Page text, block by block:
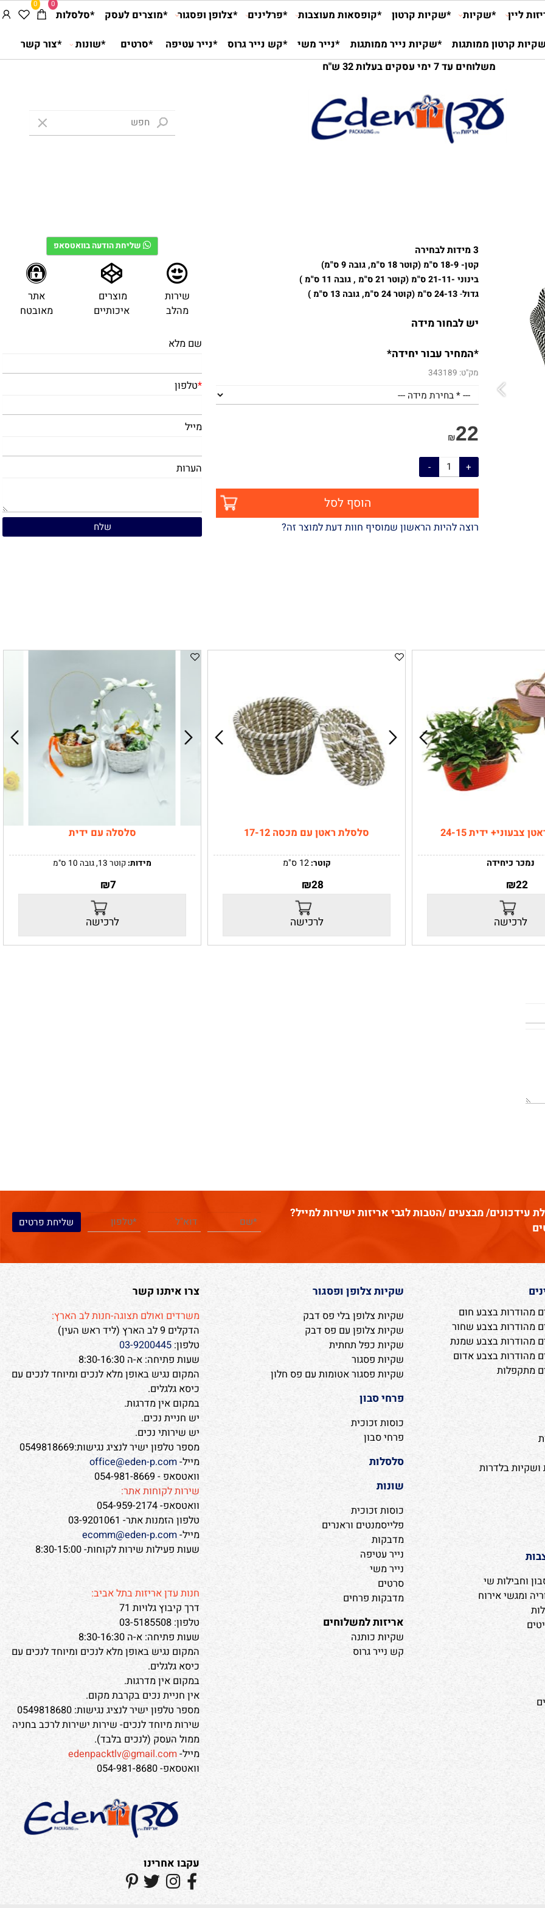
משלוחים עד 7 ימי עסקים בעלות 32 ש"ח
0 0
*שקיות *שקיות קרטון *קופסאות מעוצבות *פרלינים *צלופן ופסגור *מוצרים לעסק *סלסלות
ממותגות *שקיות נייר ממותגות *נייר משי *קש נייר גרוס *נייר עטיפה *סרטים *שונות *צור קשר
קטן- 18-9 ס"מ (
קוטר 18 ס"מ, גובה 9 ס"מ)
בינוני -21-11 ס"מ (קוטר 21 ס"מ , גובה 11 ס"מ )
*המחיר עבור יחידה*
מק"ט: 343189
₪22
הוסף לסל
שליחת הודעה בוואטסאפ
שירות מוצרים אתר
ידית 24-15
כיחידה
24-15
15 ס"מ
₪
סלסלת ראטן עם מכסה 17-12
12 ס"מ
₪
סלסלה עם ידית
הסלסלה מגיעה ריקה ונקיה, ללא הסרטים והפרחים.
₪7
מבצעים /הטבות לגבי אריזות ישירות למייל?
בצבע חום
בצבע שמנת
בלדרות
שי
אירוח
שקיות צלופן ופסגור
שקיות צלופן בלי פס דבק
שקיות כפל תחתית
שקיות פסגור
שקיות פסגור אטומות עם פס חלון
פרחי סבון
כוסות זכוכית
סלסלות
שונות
כוסות זכוכית
פלייסמנטים וראנרים
מדבקות
נייר עטיפה
נייר משי
סרטים
שקיות כותנה
צרו איתנו קשר
משרדים ואולם תצוגה-חנות לב הארץ:
הדקלים 9 לב הארץ (ליד ראש העין)
טלפון:03-9200445
שעות פתיחה: א-ה 8:30-16:30
המקום נגיש באופן מלא לנכים ומיוחד לנכים עם
כיסא גלגלים.
במקום אין מדרגות.
יש חניית נכים.
יש שירותי נכים.
מספר טלפון ישיר לנציג נגישות:0549818669
מייל-office@eden-p.com
וואטסאפ - 054-981-8669
שירות לקוחות אתר:
מייל-ecomm@eden-p.com
שעות פעילות שירות לקוחות- 8:30-15:00
חנות עדן אריזות בתל אביב:
דרך קיבוץ גלויות 71
טלפון: 03-5185508
שעות פתיחה: א-ה 8:30-16:30
המקום נגיש באופן מלא לנכים ומיוחד לנכים עם
כיסא גלגלים.
במקום אין מדרגות.
אין חניית נכים בקרבת מקום.
שירות מיוחד לנכים- שירות ישירות לרכב בחניה
ממול העסק (לנכים בלבד).
edenpacktlv@gmail.com